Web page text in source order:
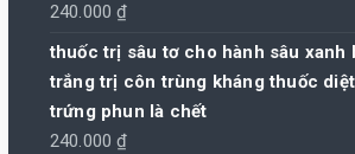
240.000₫
thuốc trị sâu tơ cho hành sâu xanh
trắng trị côn trùng kháng thuốc
trứng phun là chết
240.000₫